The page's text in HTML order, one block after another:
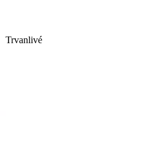
Trvanlivé